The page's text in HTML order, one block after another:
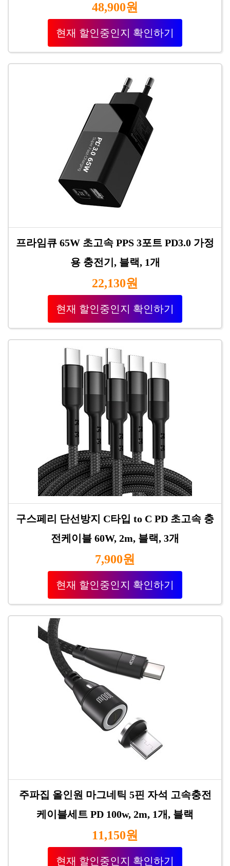
48,900원
현재 할인중인지 확인하기
프라임큐 65W 초고속 PPS 3포트 PD3.0 가정
용 충전기, 블랙, 1개
22,130원
현재 할인중인지 확인하기
구스페리 단선방지 C타입 to C PD 초고속 충
전케이블 60W, 2m, 블랙, 3개
7,900원
현재 할인중인지 확인하기
주파집 올인원 마그네틱 5핀 자석 고속충전
케이블세트 PD 100w, 2m, 1개, 블랙
11,150원
현재 할인중인지 확인하기